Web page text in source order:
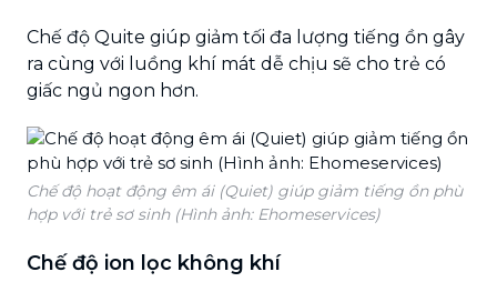
Chế độ Quite giúp giảm tối đa lượng tiếng ồn gây
ra cùng với luồng khí mát dễ chịu sẽ cho trẻ có
giấc ngủ ngon hơn.
Chế độ hoạt động êm ái (Quiet) giúp giảm tiếng ồn phù
hợp với trẻ sơ sinh (Hình ảnh: Ehomeservices)
Chế độ ion lọc không khí